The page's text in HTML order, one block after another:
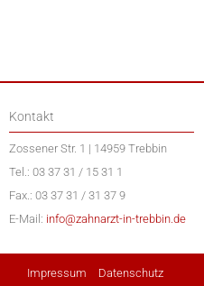
Kontakt
Zossener Str. 1 | 14959 Trebbin
Tel.: 03 37 31 / 15 31 1
Fax.: 03 37 31 / 31 37 9
E-Mail: info@zahnarzt-in-trebbin.de
Impressum Datenschutz